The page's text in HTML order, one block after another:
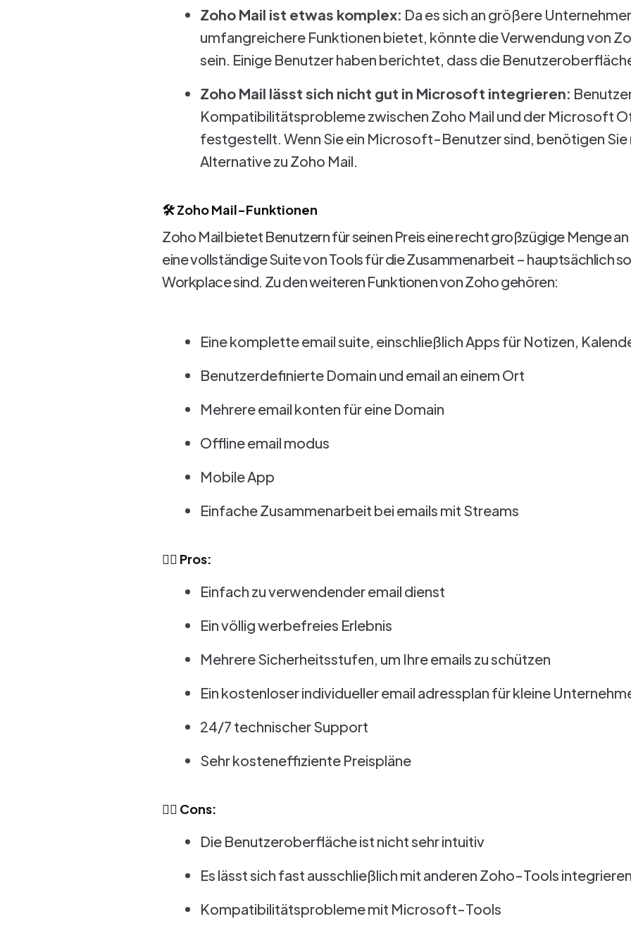
Zoho Mail ist etwas komplex: Da es sich an größere
umfangreichere Funktionen bietet, könnte die Verwendung von
sein. Einige Benutzer haben berichtet, dass die
Zoho Mail lässt sich nicht gut in Microsoft integrieren:
Kompatibilitätsprobleme zwischen Zoho Mail und der Microsoft
festgestellt. Wenn Sie ein Microsoft-Benutzer sind, benötigen
Alternative zu Zoho Mail.
🛠️ Zoho Mail-Funktionen
Zoho Mail bietet Benutzern für seinen Preis eine recht großzügige Menge
eine vollständige Suite von Tools für die Zusammenarbeit – hauptsächlich
Workplace sind. Zu den weiteren Funktionen von Zoho gehören:
Eine komplette email suite, einschließlich Apps für Notizen,
Benutzerdefinierte Domain und email an einem Ort
Mehrere email konten für eine Domain
Offline email modus
Mobile App
Einfache Zusammenarbeit bei emails mit Streams
👍🏻 Pros:
Einfach zu verwendender email dienst
Ein völlig werbefreies Erlebnis
Mehrere Sicherheitsstufen, um Ihre emails zu schützen
Ein kostenloser individueller email adressplan für kleine
24/7 technischer Support
Sehr kosteneffiziente Preispläne
👎🏻 Cons:
Die Benutzeroberfläche ist nicht sehr intuitiv
Es lässt sich fast ausschließlich mit anderen Zoho-Tools
Kompatibilitätsprobleme mit Microsoft-Tools